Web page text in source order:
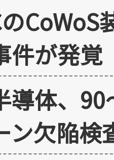
件が発覚
導体、
ン欠陥検